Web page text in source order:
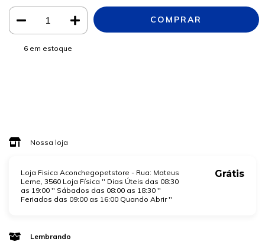
6 em estoque
Nossa loja
Loja Fisica Aconchegopetstore - Rua: Mateus
Leme, 3560 Loja Física '' Dias Úteis das 08:30
as 19:00 '' Sábados das 08:00 as 18:30 ''
Feriados das 09:00 as 16:00 Quando Abrir ''
Grátis
Lembrando